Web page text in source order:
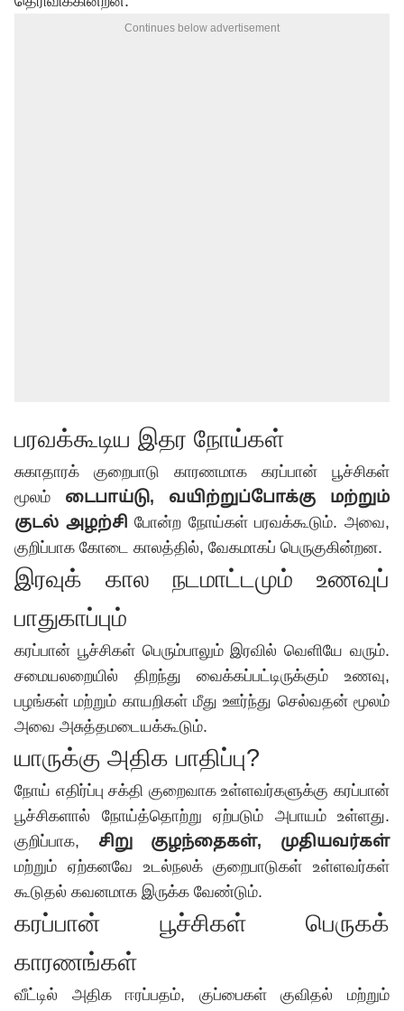
Continues below advertisement
பரவக்கூடிய இதர நோய்கள்
சுகாதாரக் குறைபாடு காரணமாக கரப்பான் பூச்சிகள்
மூலம் டைபாய்டு, வயிற்றுப்போக்கு மற்றும்
குடல் அழற்சி போன்ற நோய்கள் பரவக்கூடும். அவை,
குறிப்பாக கோடை காலத்தில், வேகமாகப் பெருகுகின்றன.
இரவுக் கால நடமாட்டமும் உணவுப்
பாதுகாப்பும்
கரப்பான் பூச்சிகள் பெரும்பாலும் இரவில் வெளியே வரும்.
சமையலறையில் திறந்து வைக்கப்பட்டிருக்கும் உணவு,
பழங்கள் மற்றும் காயறிகள் மீது ஊர்ந்து செல்வதன் மூலம்
அவை அசுத்தமடையக்கூடும்.
யாருக்கு அதிக பாதிப்பு?
நோய் எதிர்ப்பு சக்தி குறைவாக உள்ளவர்களுக்கு கரப்பான்
பூச்சிகளால் நோய்த்தொற்று ஏற்படும் அபாயம் உள்ளது.
குறிப்பாக, சிறு குழந்தைகள், முதியவர்கள்
மற்றும் ஏற்கனவே உடல்நலக் குறைபாடுகள் உள்ளவர்கள்
கூடுதல் கவனமாக இருக்க வேண்டும்.
கரப்பான் பூச்சிகள் பெருகக்
காரணங்கள்
வீட்டில் அதிக ஈரப்பதம், குப்பைகள் குவிதல் மற்றும்